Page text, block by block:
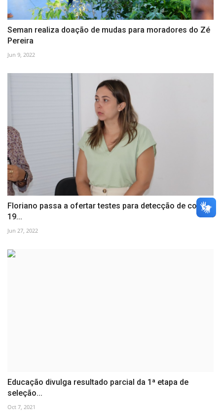
Seman realiza doação de mudas para moradores do Zé
Pereira
Jun 9, 2022
Floriano passa a ofertar testes para detecção de covid-
19...
Jun 27, 2022
Educação divulga resultado parcial da 1ª etapa de
seleção...
Oct 7, 2021